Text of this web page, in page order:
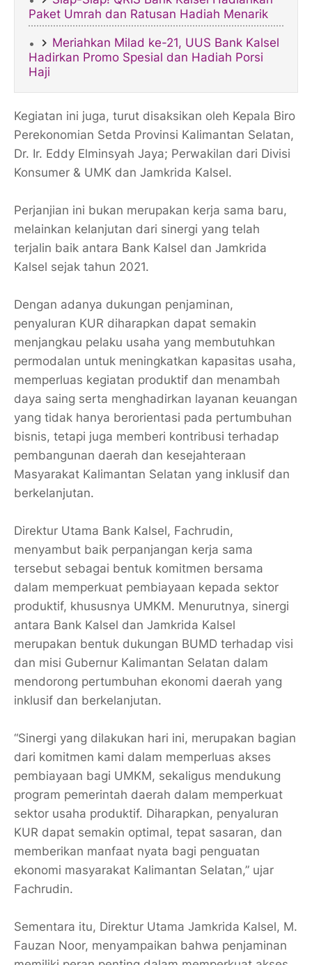
Paket Umrah dan Ratusan Hadiah Menarik
Meriahkan Milad ke-21, UUS Bank Kalsel
Hadirkan Promo Spesial dan Hadiah Porsi
Haji
Kegiatan ini juga, turut disaksikan oleh Kepala Biro
Perekonomian Setda Provinsi Kalimantan Selatan,
Dr. Ir. Eddy Elminsyah Jaya; Perwakilan dari Divisi
Konsumer & UMK dan Jamkrida Kalsel.
Perjanjian ini bukan merupakan kerja sama baru,
melainkan kelanjutan dari sinergi yang telah
terjalin baik antara Bank Kalsel dan Jamkrida
Kalsel sejak tahun 2021.
Dengan adanya dukungan penjaminan,
penyaluran KUR diharapkan dapat semakin
menjangkau pelaku usaha yang membutuhkan
permodalan untuk meningkatkan kapasitas usaha,
memperluas kegiatan produktif dan menambah
daya saing serta menghadirkan layanan keuangan
yang tidak hanya berorientasi pada pertumbuhan
bisnis, tetapi juga memberi kontribusi terhadap
pembangunan daerah dan kesejahteraan
Masyarakat Kalimantan Selatan yang inklusif dan
berkelanjutan.
Direktur Utama Bank Kalsel, Fachrudin,
menyambut baik perpanjangan kerja sama
tersebut sebagai bentuk komitmen bersama
dalam memperkuat pembiayaan kepada sektor
produktif, khususnya UMKM. Menurutnya, sinergi
antara Bank Kalsel dan Jamkrida Kalsel
merupakan bentuk dukungan BUMD terhadap visi
dan misi Gubernur Kalimantan Selatan dalam
mendorong pertumbuhan ekonomi daerah yang
inklusif dan berkelanjutan.
“Sinergi yang dilakukan hari ini, merupakan bagian
dari komitmen kami dalam memperluas akses
pembiayaan bagi UMKM, sekaligus mendukung
program pemerintah daerah dalam memperkuat
sektor usaha produktif. Diharapkan, penyaluran
KUR dapat semakin optimal, tepat sasaran, dan
memberikan manfaat nyata bagi penguatan
ekonomi masyarakat Kalimantan Selatan,” ujar
Fachrudin.
Sementara itu, Direktur Utama Jamkrida Kalsel, M.
Fauzan Noor, menyampaikan bahwa penjaminan